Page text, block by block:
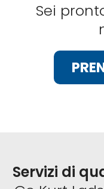
Sei
Servizi di